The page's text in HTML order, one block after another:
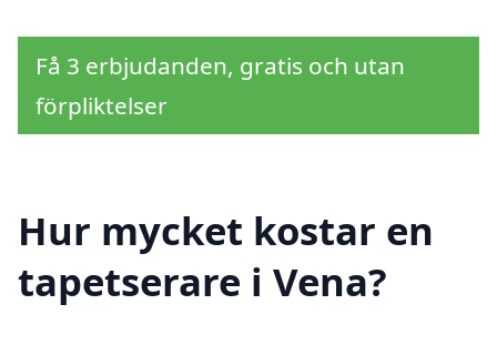
Få 3 erbjudanden, gratis och utan
förpliktelser
Hur mycket kostar en
tapetserare i Vena?